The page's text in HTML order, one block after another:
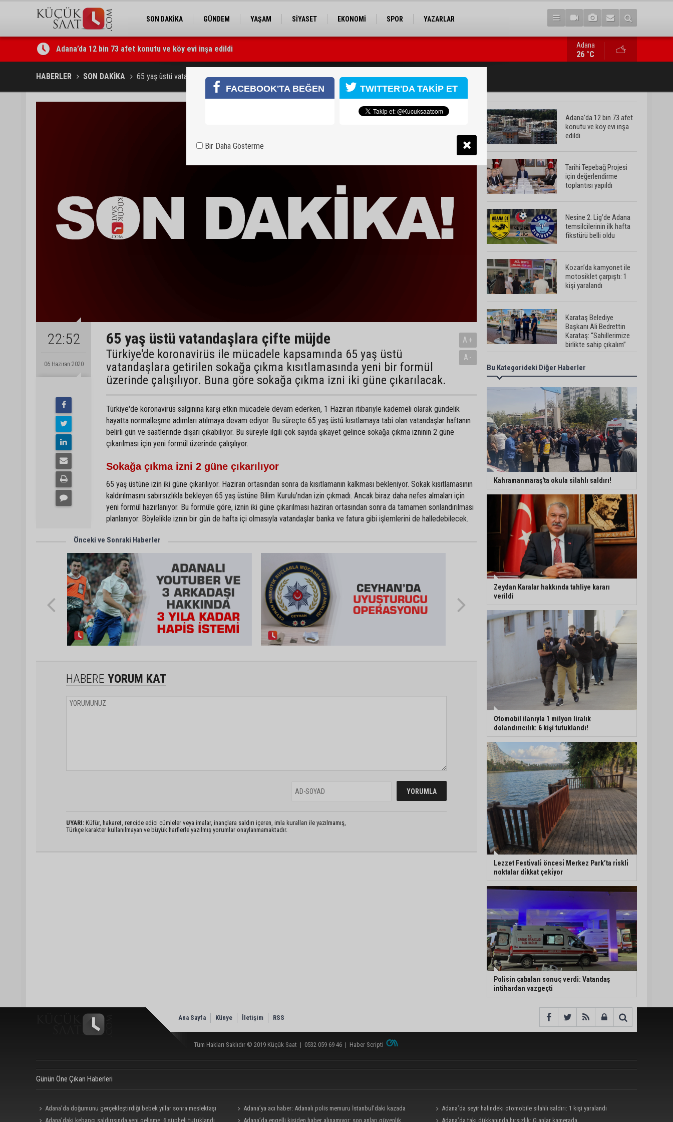
SON DAKİKA GÜNDEM YAŞAM SİYASET EKONOMİ SPOR YAZARLAR
Adana’da 12 bin 73 afet konutu ve köy evi inşa edildi
Tarihi Tepebağ Projesi için değerlendirme toplantısı yapıldı
Nesine 2. Lig’de Adana temsilcilerinin ilk hafta fikstürü belli
Adana
26 °C
HABERLER SON DAKİKA 65 yaş üstü vatandaşlara çifte müjde
22:52
06 Haziran 2020
65 yaş üstü vatandaşlara çifte müjde
Türkiye'de koronavirüs ile mücadele kapsamında 65 yaş üstü
vatandaşlara getirilen sokağa çıkma kısıtlamasında yeni bir formül
üzerinde çalışılıyor. Buna göre sokağa çıkma izni iki güne çıkarılacak.
A+
A-
Türkiye'de koronavirüs salgınına karşı etkin mücadele devam ederken, 1 Haziran itibariyle kademeli olarak gündelik
hayatta normalleşme adımları atılmaya devam ediyor. Bu süreçte 65 yaş üstü kısıtlamaya tabi olan vatandaşlar haftanın
belirli gün ve saatlerinde dışarı çıkabiliyor. Bu süreyle ilgili çok sayıda şikayet gelince sokağa çıkma izninin 2 güne
çıkarılması için yeni formül üzerinde çalışılıyor.
Sokağa çıkma izni 2 güne çıkarılıyor
65 yaş üstüne izin iki güne çıkarılıyor. Haziran ortasından sonra da kısıtlamanın kalkması bekleniyor. Sokak kısıtlamasının
kaldırılmasını sabırsızlıkla bekleyen 65 yaş üstüne Bilim Kurulu'ndan izin çıkmadı. Ancak biraz daha nefes almaları için
yeni formül hazırlanıyor. Bu formüle göre, iznin iki güne çıkarılması haziran ortasından sonra da tamamen sonlandırılması
planlanıyor. Böylelikle iznin bir gün de hafta içi olmasıyla vatandaşlar banka ve fatura gibi işlemlerini de halledebilecek.
Önceki ve Sonraki Haberler
HABERE YORUM KAT
UYARI: Küfür, hakaret, rencide edici cümleler veya imalar, inançlara saldırı içeren, imla kuralları ile yazılmamış,
Türkçe karakter kullanılmayan ve büyük harflerle yazılmış yorumlar onaylanmamaktadır.
Adana’da 12 bin 73 afet
konutu ve köy evi inşa
edildi
Tarihi Tepebağ Projesi
için değerlendirme
toplantısı yapıldı
Nesine 2. Lig’de Adana
temsilcilerinin ilk hafta
fikstürü belli oldu
Kozan’da kamyonet ile
motosiklet çarpıştı: 1
kişi yaralandı
Karataş Belediye
Başkanı Ali Bedrettin
Karataş: “Sahillerimize
birlikte sahip çıkalım”
Pozantı’da İlçe
Jandarma Komutanlığı
ekipleri vatandaşları
dijital dolandırıcılığa
Adana Lezzet Festivali
için stratejik hazırlık
toplantısı yapıldı
Adana’da 478 yıllık
Kemeraltı Camii’nde
sprey boya krizi:
Vatandaşlar denetimlerin
artırılmasını istedi
Adana’ya acı haber:
Adanalı polis memuru
İstanbul’daki kazada
hayatını kaybetti
Feke Belediyesi’nden
Çondu Mahallesi’nde yol
çalışması
Bu Kategorideki Diğer Haberler
Kahramanmaraş'ta okula silahlı saldırı!
Zeydan Karalar hakkında tahliye kararı
verildi
Otomobil ilanıyla 1 milyon liralık
dolandırıcılık: 6 kişi tutuklandı!
Lezzet Festi̇vali̇ öncesi̇ Merkez Park’ta ri̇skli̇
noktalar di̇kkat çeki̇yor
Polisin çabaları sonuç verdi: Vatandaş
intihardan vazgeçti
Ana Sayfa Künye İletişim RSS
Tüm Hakları Saklıdır © 2019 Küçük Saat | 0532 059 69 46 | Haber Scripti
Günün Öne Çıkan Haberleri
Adana’da doğumunu gerçekleştirdiği bebek yıllar sonra meslektaşı
oldu: “Bu çok gurur verici”
Adana’ya acı haber: Adanalı polis memuru İstanbul’daki kazada
hayatını kaybetti
Adana’da seyir halindeki otomobile silahlı saldırı: 1 kişi yaralandı
Adana’daki kebapçı saldırısında yeni gelişme: 6 şüpheli tutuklandı
Adana’da engelli kişiden haber alınamıyor: son anları güvenlik Adana’da takı dükkanında hırsızlık: O anlar kamerada
FACEBOOK'TA BEĞEN TWITTER'DA TAKİP ET
Bir Daha Gösterme